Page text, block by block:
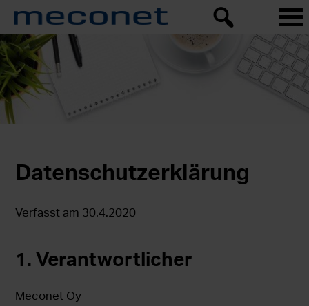
Datenschutzerklärung
Verfasst am 30.4.2020
1. Verantwortlicher
Meconet Oy